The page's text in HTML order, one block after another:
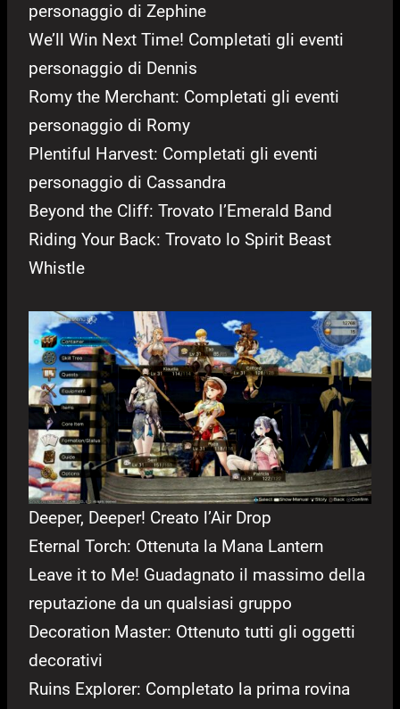
personaggio di Zephine
We’ll Win Next Time! Completati gli eventi
personaggio di Dennis
Romy the Merchant: Completati gli eventi
personaggio di Romy
Plentiful Harvest: Completati gli eventi
personaggio di Cassandra
Beyond the Cliff: Trovato l’Emerald Band
Riding Your Back: Trovato lo Spirit Beast
Whistle
Deeper, Deeper! Creato l’Air Drop
Eternal Torch: Ottenuta la Mana Lantern
Leave it to Me! Guadagnato il massimo della
reputazione da un qualsiasi gruppo
Decoration Master: Ottenuto tutti gli oggetti
decorativi
Ruins Explorer: Completato la prima rovina